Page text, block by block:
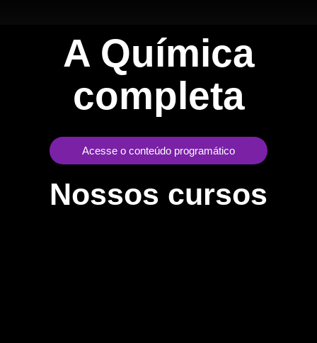
A Química
completa
Acesse o conteúdo programático
Nossos cursos